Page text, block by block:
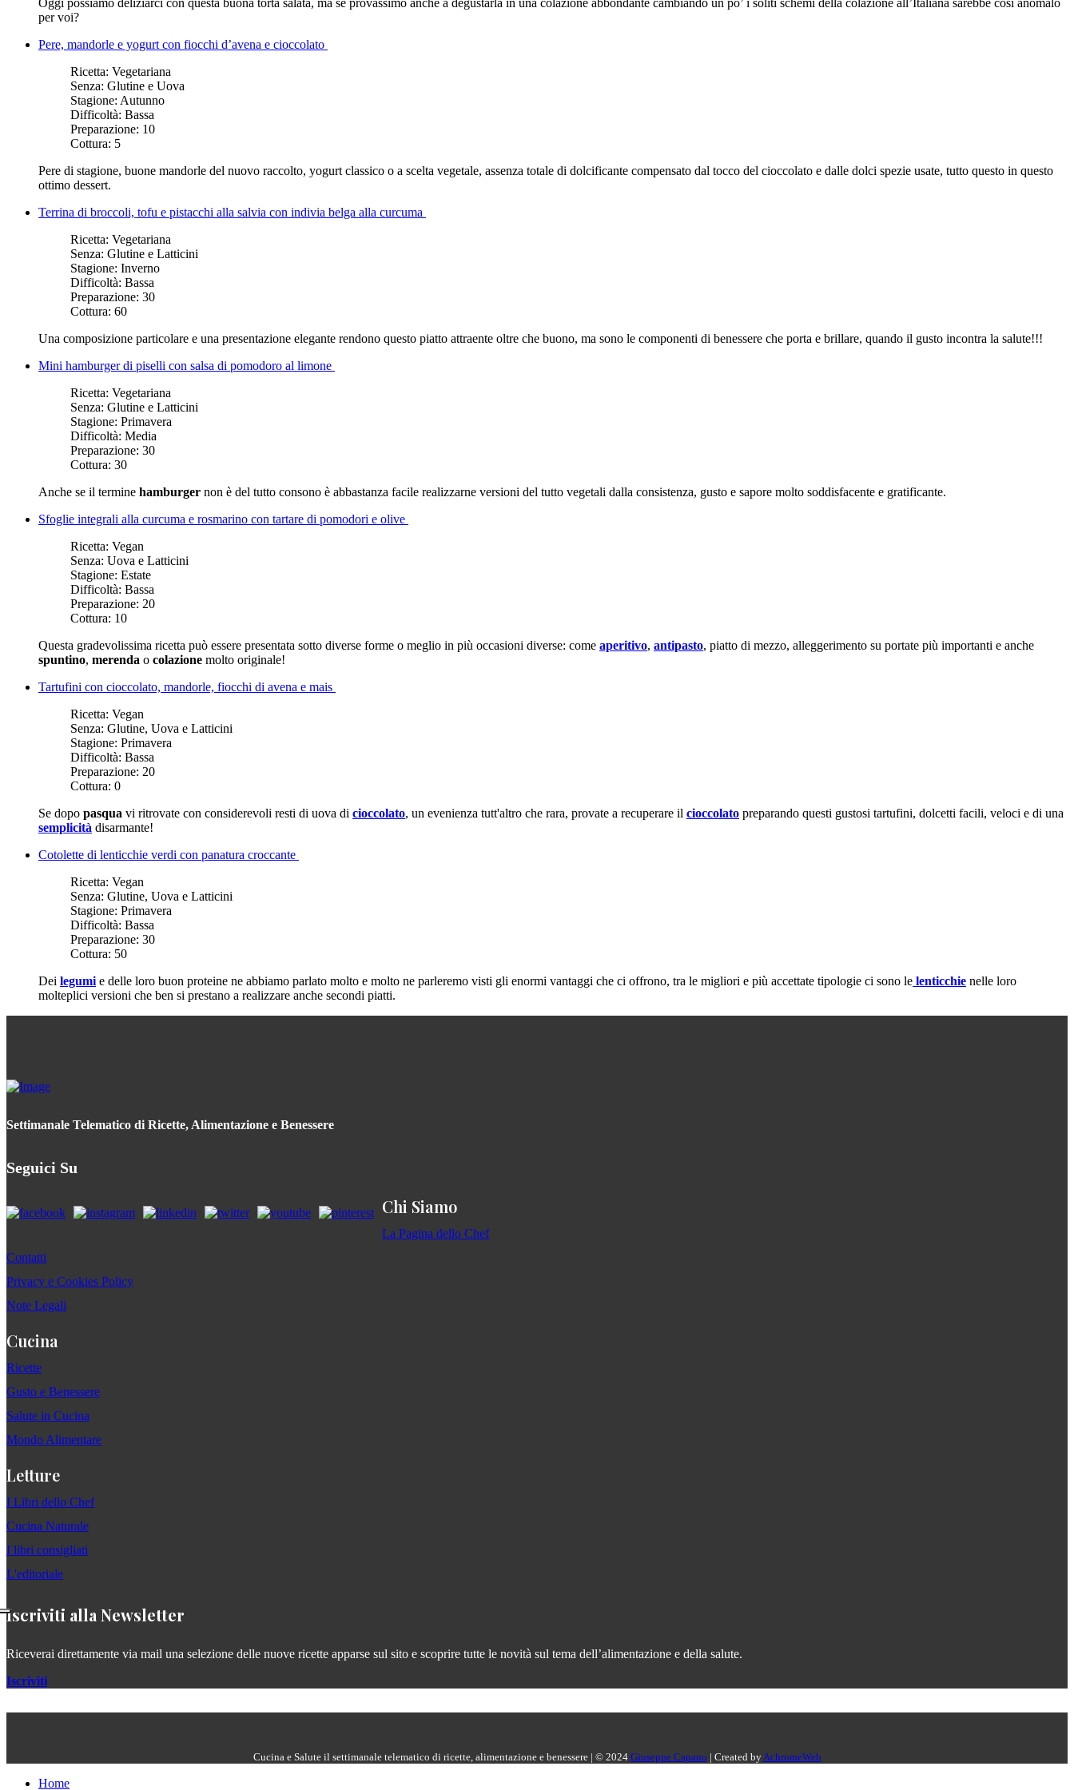
per voi?
Pere, mandorle e yogurt con fiocchi d’avena e cioccolato
Ricetta: Vegetariana
Senza: Glutine e Uova
Stagione: Autunno
Difficoltà: Bassa
Preparazione: 10
Cottura: 5
Pere di stagione, buone mandorle del nuovo raccolto, yogurt classico o a scelta vegetale, assenza totale di dolcificante compensato dal tocco del cioccolato e dalle dolci spezie usate, tutto questo in questo
ottimo dessert.
Terrina di broccoli, tofu e pistacchi alla salvia con indivia belga alla curcuma
Ricetta: Vegetariana
Senza: Glutine e Latticini
Stagione: Inverno
Difficoltà: Bassa
Preparazione: 30
Cottura: 60
Una composizione particolare e una presentazione elegante rendono questo piatto attraente oltre che buono, ma sono le componenti di benessere che porta e brillare, quando il gusto incontra la salute!!!
Mini hamburger di piselli con salsa di pomodoro al limone
Ricetta: Vegetariana
Senza: Glutine e Latticini
Stagione: Primavera
Difficoltà: Media
Preparazione: 30
Cottura: 30
Anche se il termine hamburger non è del tutto consono è abbastanza facile realizzarne versioni del tutto vegetali dalla consistenza, gusto e sapore molto soddisfacente e gratificante.
Sfoglie integrali alla curcuma e rosmarino con tartare di pomodori e olive
Ricetta: Vegan
Senza: Uova e Latticini
Stagione: Estate
Difficoltà: Bassa
Preparazione: 20
Cottura: 10
Questa gradevolissima ricetta può essere presentata sotto diverse forme o meglio in più occasioni diverse: come aperitivo, antipasto, piatto di mezzo, alleggerimento su portate più importanti e anche
spuntino, merenda o colazione molto originale!
Tartufini con cioccolato, mandorle, fiocchi di avena e mais
Ricetta: Vegan
Senza: Glutine, Uova e Latticini
Stagione: Primavera
Difficoltà: Bassa
Preparazione: 20
Cottura: 0
Se dopo pasqua vi ritrovate con considerevoli resti di uova di cioccolato, un evenienza tutt'altro che rara, provate a recuperare il cioccolato preparando questi gustosi tartufini, dolcetti facili, veloci e di una
semplicità disarmante!
Cotolette di lenticchie verdi con panatura croccante
Ricetta: Vegan
Senza: Glutine, Uova e Latticini
Stagione: Primavera
Difficoltà: Bassa
Preparazione: 30
Cottura: 50
Dei legumi e delle loro buon proteine ne abbiamo parlato molto e molto ne parleremo visti gli enormi vantaggi che ci offrono, tra le migliori e più accettate tipologie ci sono le lenticchie nelle loro
molteplici versioni che ben si prestano a realizzare anche secondi piatti.
Settimanale Telematico di Ricette, Alimentazione e Benessere
Seguici Su
Chi Siamo
La Pagina dello Chef
Contatti
Privacy e Cookies Policy
Note Legali
Cucina
Ricette
Gusto e Benessere
Salute in Cucina
Mondo Alimentare
Letture
I Libri dello Chef
Cucina Naturale
I libri consigliati
L'editoriale
Iscriviti alla Newsletter
Riceverai direttamente via mail una selezione delle nuove ricette apparse sul sito e scoprire tutte le novità sul tema dell’alimentazione e della salute.
Iscriviti
Cucina e Salute il settimanale telematico di ricette, alimentazione e benessere | © 2024 Giuseppe Capano | Created by AchromeWeb
Home